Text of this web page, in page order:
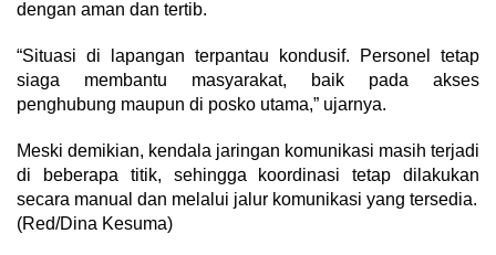
dengan aman dan tertib.
“Situasi di lapangan terpantau kondusif. Personel tetap
siaga membantu masyarakat, baik pada akses
penghubung maupun di posko utama,” ujarnya.
Meski demikian, kendala jaringan komunikasi masih terjadi
di beberapa titik, sehingga koordinasi tetap dilakukan
secara manual dan melalui jalur komunikasi yang tersedia.
(Red/Dina Kesuma)